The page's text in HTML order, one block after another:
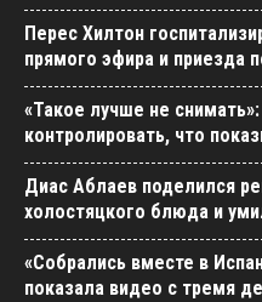
Перес Хилтон
прямого эфира и приезда
«Такое лучше не
контролировать, что
Диас Аблаев поделился
холостяцкого блюда и
«Собрались вместе в
показала видео с тремя